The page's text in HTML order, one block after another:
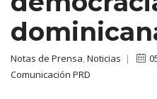
Notas de Prensa,Noticias |
Comunicación PRD